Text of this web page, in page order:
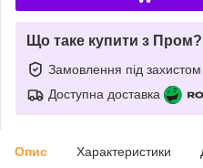
Що таке купити з Пром?
Замовлення під захистом
Доступна доставка
Опис Характеристики